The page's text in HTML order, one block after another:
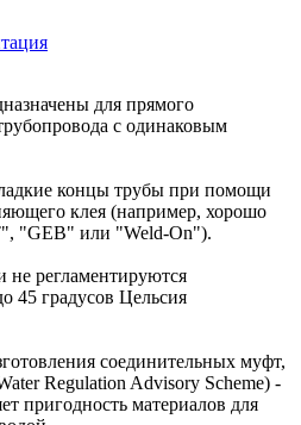
для прямого
с одинаковым
концы трубы при помощи
клея (например, хорошо
"GEB" или "Weld-On").
не регламентируются
45 градусов Цельсия
соединительных муфт,
Regulation Advisory Scheme) -
пригодность материалов для